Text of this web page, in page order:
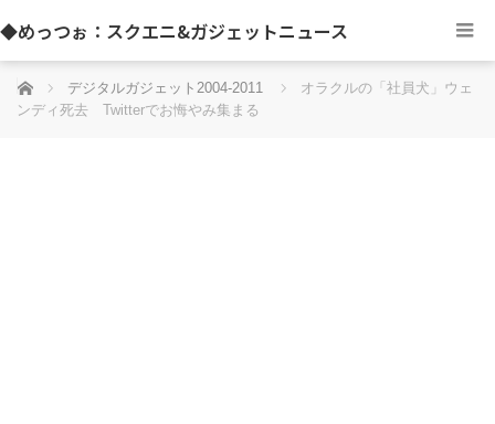
◆めっつぉ：スクエニ&ガジェットニュース
ホーム デジタルガジェット2004-2011
オラクルの「社員犬」ウェ
ンディ死去 Twitterでお悔やみ集まる